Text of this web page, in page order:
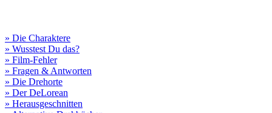
» Die Charaktere
» Wusstest Du das?
» Film-Fehler
» Fragen & Antworten
» Die Drehorte
» Der DeLorean
» Herausgeschnitten